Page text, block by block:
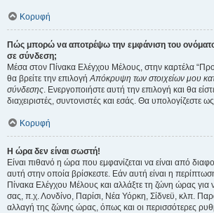
Κορυφή
Πώς μπορώ να αποτρέψω την εμφάνιση του
σε σύνδεση;
Μέσα στον Πίνακα Ελέγχου Μέλους, στην καρτέλα
θα βρείτε την επιλογήΑπόκρυψη των στοιχείων μου
σύνδεσης. Ενεργοποιήστε αυτή την επιλογή και θα
διαχειριστές, συντονιστές και εσάς. Θα υπολογίζεστε
Κορυφή
Η ώρα δεν είναι σωστή!
Είναι πιθανό η ώρα που εμφανίζεται να είναι από
αυτή στην οποία βρίσκεστε. Εάν αυτή είναι η
Πίνακα Ελέγχου Μέλους και αλλάξτε τη ζώνη ώρας για
σας, π.χ. Λονδίνο, Παρίσι, Νέα Υόρκη, Σίδνεϋ, κλπ.
αλλαγή της ζώνης ώρας, όπως και οι περισσότερες